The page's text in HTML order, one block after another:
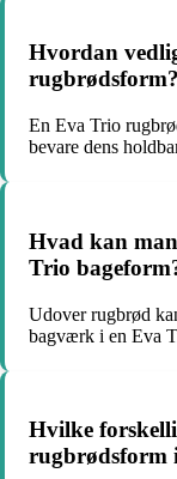
Hvordan
rugbrødsform?
En Eva Trio
bevare dens
Hvad kan
Trio
Udover rugbrød
bagværk i en Eva
Hvilke
rugbrødsform